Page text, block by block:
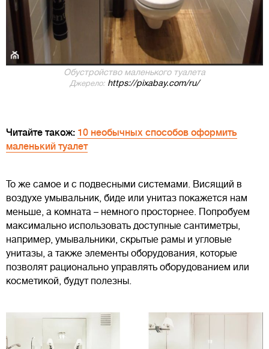
Обустройство маленького туалета
Джерело: https://pixabay.com/ru/
Читайте також: 10 необычных способов оформить
маленький туалет
То же самое и с подвесными системами. Висящий в
воздухе умывальник, биде или унитаз покажется нам
меньше, а комната – немного просторнее. Попробуем
максимально использовать доступные сантиметры,
например, умывальники, скрытые рамы и угловые
унитазы, а также элементы оборудования, которые
позволят рационально управлять оборудованием или
косметикой, будут полезны.